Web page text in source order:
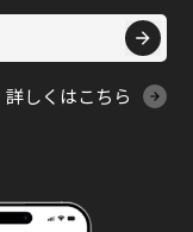
詳しくはこちら